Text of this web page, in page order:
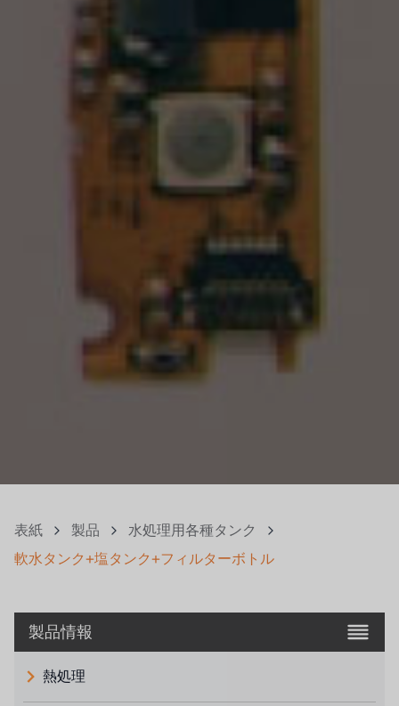
表紙 製品
水処理用各種タンク
軟水タンク+塩タンク+フィルターボトル
製品情報
熱処理